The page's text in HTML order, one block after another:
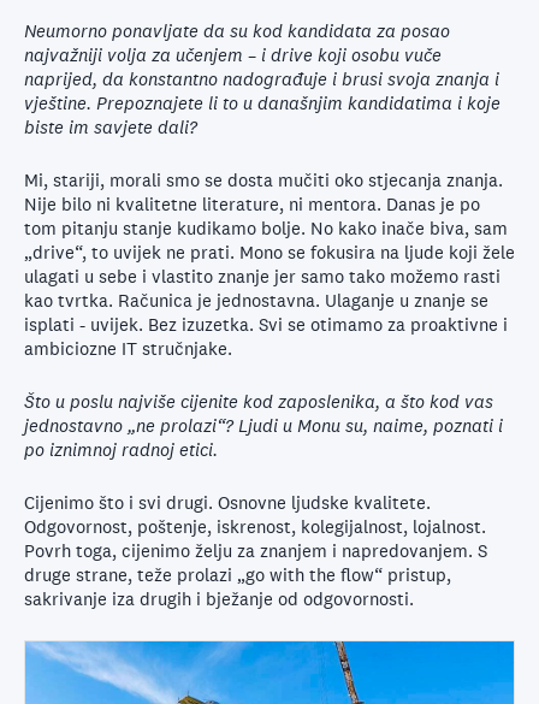
Neumorno ponavljate da su kod kandidata za posao
najvažniji volja za učenjem – i drive koji osobu vuče
naprijed, da konstantno nadograđuje i brusi svoja znanja i
vještine. Prepoznajete li to u današnjim kandidatima i koje
biste im savjete dali?
Mi, stariji, morali smo se dosta mučiti oko stjecanja znanja.
Nije bilo ni kvalitetne literature, ni mentora. Danas je po
tom pitanju stanje kudikamo bolje. No kako inače biva, sam
„drive“, to uvijek ne prati. Mono se fokusira na ljude koji žele
ulagati u sebe i vlastito znanje jer samo tako možemo rasti
kao tvrtka. Računica je jednostavna. Ulaganje u znanje se
isplati - uvijek. Bez izuzetka. Svi se otimamo za proaktivne i
ambiciozne IT stručnjake.
Što u poslu najviše cijenite kod zaposlenika, a što kod vas
jednostavno „ne prolazi“? Ljudi u Monu su, naime, poznati i
po iznimnoj radnoj etici.
Cijenimo što i svi drugi. Osnovne ljudske kvalitete.
Odgovornost, poštenje, iskrenost, kolegijalnost, lojalnost.
Povrh toga, cijenimo želju za znanjem i napredovanjem. S
druge strane, teže prolazi „go with the flow“ pristup,
sakrivanje iza drugih i bježanje od odgovornosti.